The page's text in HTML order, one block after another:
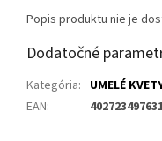
Popis produktu nie je
Dodatočné
Kategória: UMELÉ
EAN: